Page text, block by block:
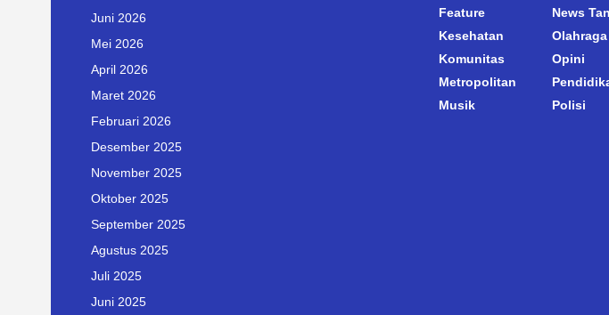
Juni 2026
Mei 2026
April 2026
Maret 2026
Februari 2026
Desember 2025
November 2025
Oktober 2025
September 2025
Agustus 2025
Juli 2025
Juni 2025
Feature
Kesehatan
Komunitas
Metropolitan
Musik
News
Olahraga
Opini
Polisi